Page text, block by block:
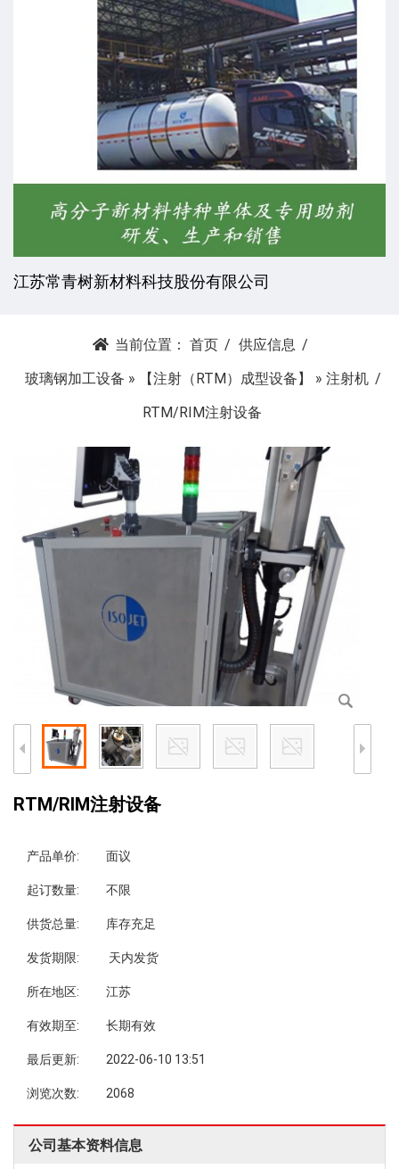
杭州昕劲复材科技有限公司
当前位置： 首页
供应信息
玻璃钢加工设备 » 【注射（RTM）成型设备】 » 注射机
RTM/RIM注射设备
RTM/RIM注射设备
产品单价: 面议
起订数量: 不限
供货总量: 库存充足
发货期限: 天内发货
所在地区: 江苏
有效期至: 长期有效
最后更新: 2022-06-10 13:51
浏览次数: 2068
公司基本资料信息